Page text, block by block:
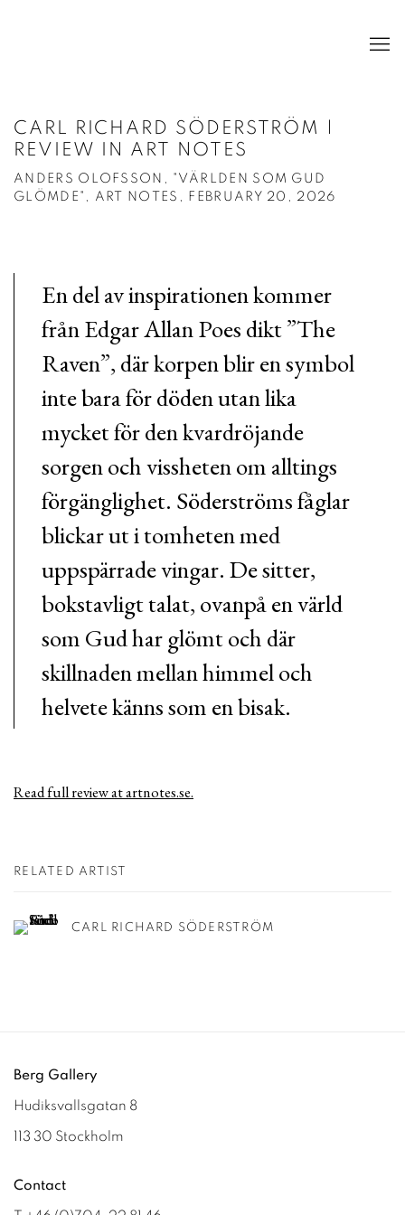
CARL RICHARD SÖDERSTRÖM |
REVIEW IN ART NOTES
ANDERS OLOFSSON, "VÄRLDEN SOM GUD
GLÖMDE", ART NOTES, FEBRUARY 20, 2026
En del av inspirationen kommer
från Edgar Allan Poes dikt ”The
Raven”, där korpen blir en symbol
inte bara för döden utan lika
mycket för den kvardröjande
sorgen och vissheten om alltings
förgänglighet. Söderströms fåglar
blickar ut i tomheten med
uppspärrade vingar. De sitter,
bokstavligt talat, ovanpå en värld
som Gud har glömt och där
skillnaden mellan himmel och
helvete känns som en bisak.
Read full review at artnotes.se.
RELATED ARTIST
CARL RICHARD SÖDERSTRÖM
Berg Gallery
Hudiksvallsgatan 8
113 30 Stockholm
Contact